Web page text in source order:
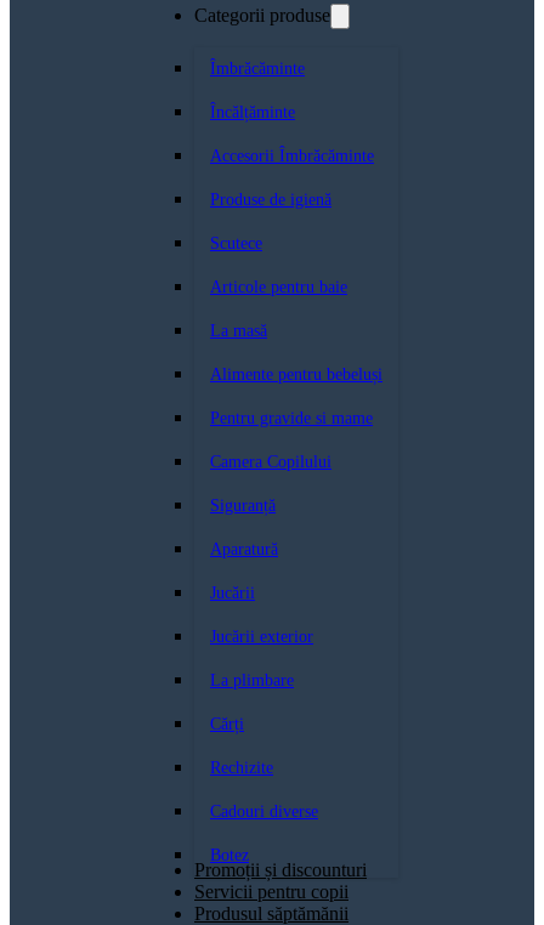
Categorii produse
Îmbrăcăminte
Încălțăminte
Accesorii Îmbrăcăminte
Produse de igienă
Scutece
Articole pentru baie
La masă
Alimente pentru bebeluși
Pentru gravide si mame
Camera Copilului
Siguranță
Aparatură
Jucării
Jucării exterior
La plimbare
Cărți
Rechizite
Cadouri diverse
Botez
Promoții și discounturi
Servicii pentru copii
Produsul săptămănii